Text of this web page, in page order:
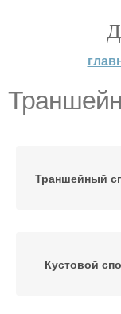
Траншейный
Кустовой